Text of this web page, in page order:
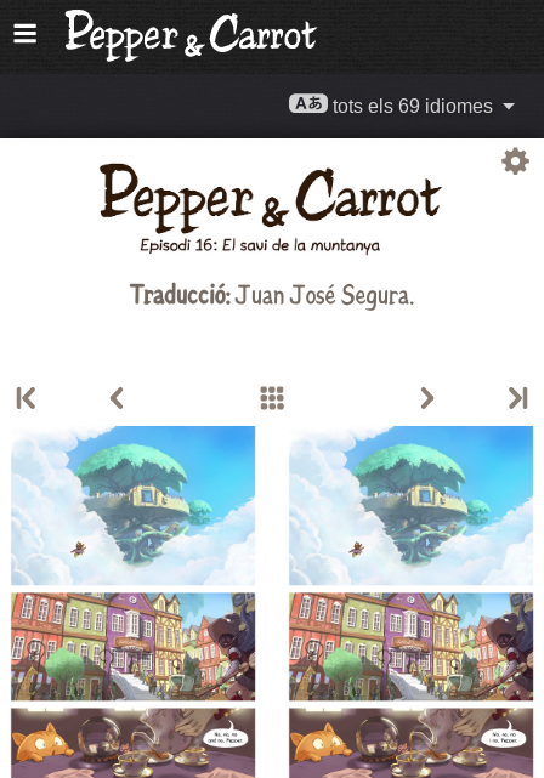
tots els 69 idiomes
Traducció:Juan José Segura.